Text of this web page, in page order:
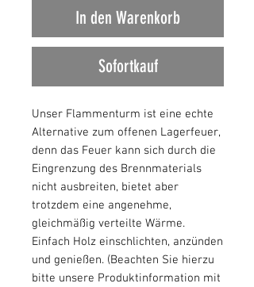
In den Warenkorb
Sofortkauf
Unser Flammenturm ist eine echte
Alternative zum offenen Lagerfeuer,
denn das Feuer kann sich durch die
Eingrenzung des Brennmaterials
nicht ausbreiten, bietet aber
trotzdem eine angenehme,
gleichmäßig verteilte Wärme.
Einfach Holz einschlichten, anzünden
und genießen. (Beachten Sie hierzu
bitte unsere Produktinformation mit